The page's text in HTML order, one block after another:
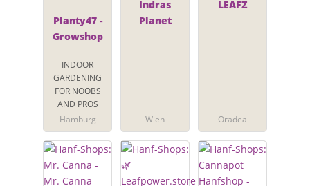
Planty47 -
Growshop
INDOOR
GARDENING
FOR NOOBS
AND PROS
Hamburg
Indras
Planet
Wien
LEAFZ
Oradea